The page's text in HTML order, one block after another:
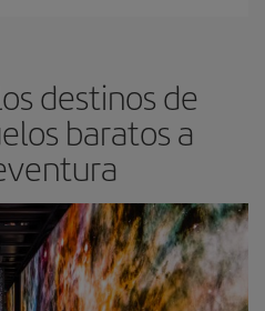
destinos de
baratos a